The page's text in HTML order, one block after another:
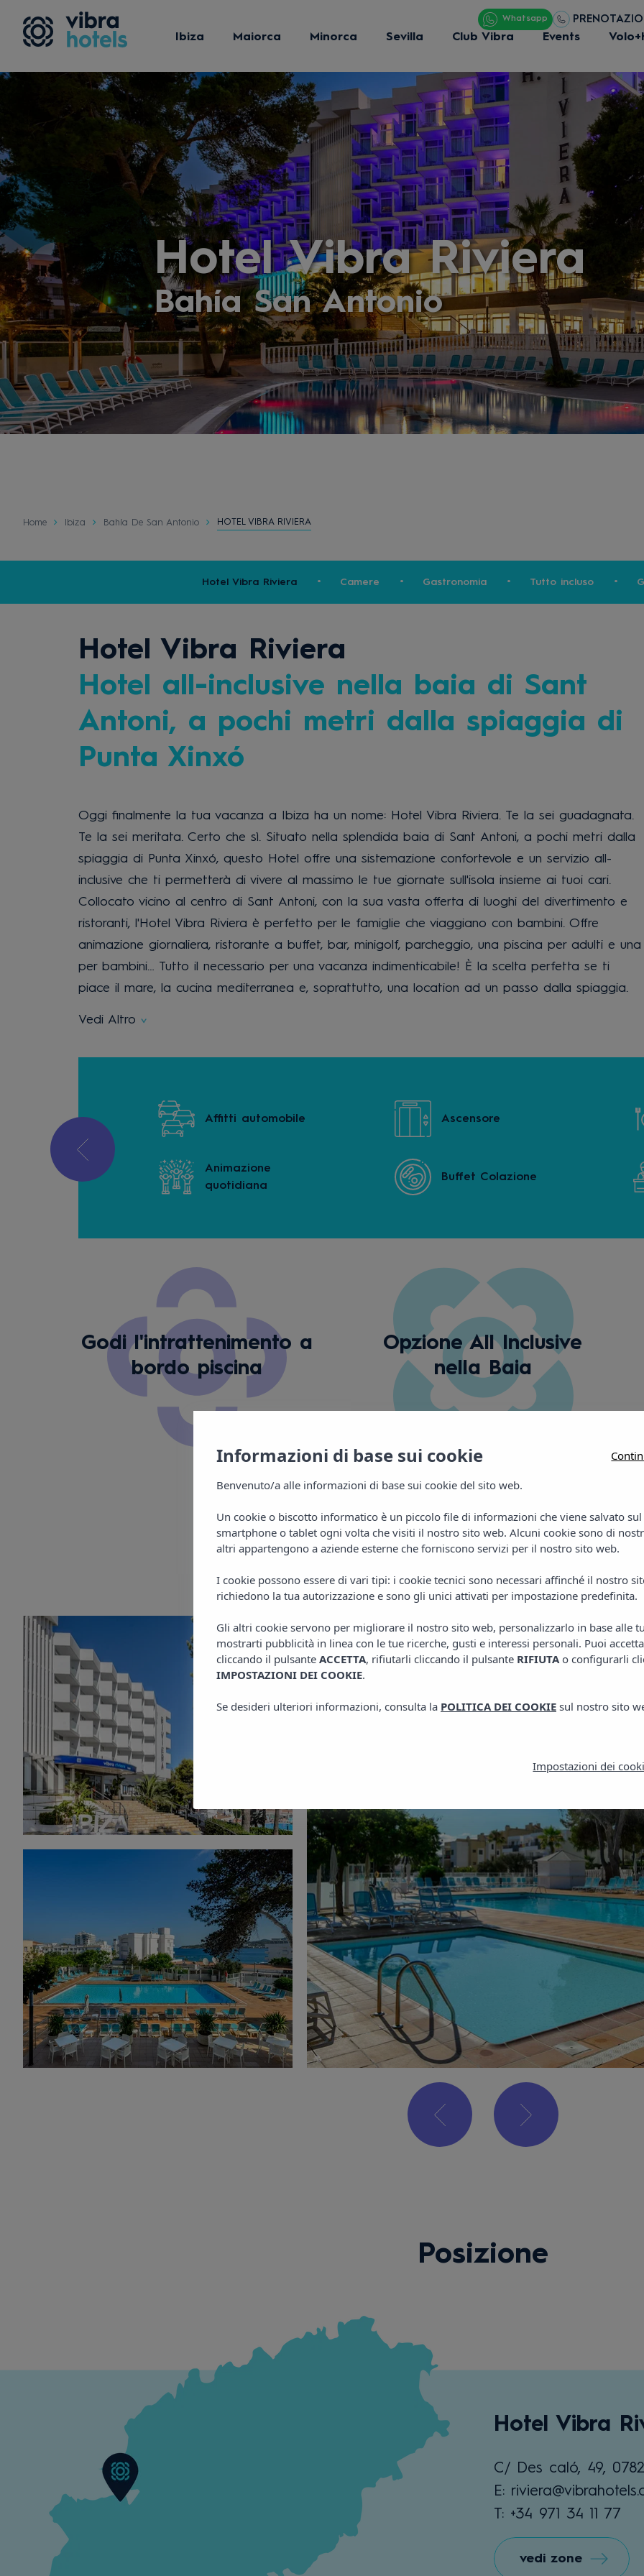
Whatsapp
Ibiza Maiorca Minorca Sevilla Club Vibra Events
Hotel Vibra Riviera
Bahía San Antonio
Home Ibiza Bahía De San Antonio HOTEL VIBRA RIVIERA
Hotel Vibra Riviera Camere Gastronomia Tutto incluso
Hotel Vibra Riviera
Hotel all-inclusive nella baia di Sant
Antoni, a pochi metri dalla spiaggia di
Punta Xinxó
Oggi finalmente la tua vacanza a Ibiza ha un nome: Hotel Vibra Riviera. Te la sei guadagnata.
Te la sei meritata. Certo che sì. Situato nella splendida baia di Sant Antoni, a pochi metri dalla
spiaggia di Punta Xinxó, questo Hotel offre una sistemazione confortevole e un servizio all-
inclusive che ti permetterà di vivere al massimo le tue giornate sull'isola insieme ai tuoi cari.
Collocato vicino al centro di Sant Antoni, con la sua vasta offerta di luoghi del divertimento e
ristoranti, l'Hotel Vibra Riviera è perfetto per le famiglie che viaggiano con bambini. Offre
animazione giornaliera, ristorante a buffet, bar, minigolf, parcheggio, una piscina per adulti e una
per bambini… Tutto il necessario per una vacanza indimenticabile! È la scelta perfetta se ti
piace il mare, la cucina mediterranea e, soprattutto, una location ad un passo dalla spiaggia.
Vedi Altro
Affitti automobile
Animazione
quotidiana
Ascensore
Buffet Colazione
Godi l'intrattenimento a
bordo piscina
Opzione All Inclusive
nella Baia
Galleria
Posizione
Hotel Vibra
C/ Des caló, 49,
E:
T: +34 971 34 11 77
vedi zone
Informazioni di base sui cookie
Benvenuto/a alle informazioni di base sui cookie del sito web.
Un cookie o biscotto informatico è un piccolo file di informazioni che viene salvato
smartphone o tablet ogni volta che visiti il nostro sito web. Alcuni cookie sono di
altri appartengono a aziende esterne che forniscono servizi per il nostro sito web.
I cookie possono essere di vari tipi: i cookie tecnici sono necessari affinché il nostro
richiedono la tua autorizzazione e sono gli unici attivati per impostazione predefinita.
Gli altri cookie servono per migliorare il nostro sito web, personalizzarlo in base alle
mostrarti pubblicità in linea con le tue ricerche, gusti e interessi personali. Puoi
cliccando il pulsante ACCETTA, rifiutarli cliccando il pulsante RIFIUTAo configurarli
IMPOSTAZIONI DEI COOKIE.
Se desideri ulteriori informazioni, consulta la POLITICA DEI COOKIEsul nostro sito
Impostazioni dei